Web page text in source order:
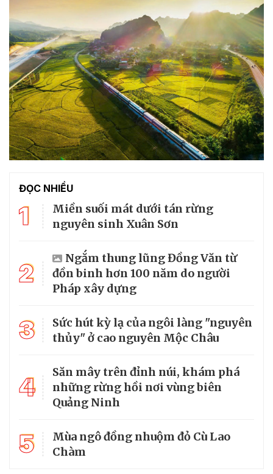
ĐỌC NHIỀU
1
Miền suối mát dưới tán rừng
nguyên sinh Xuân Sơn
2
Ngắm thung lũng Đồng Văn từ
đồn binh hơn 100 năm do người
Pháp xây dựng
3
Sức hút kỳ lạ của ngôi làng "nguyên
thủy" ở cao nguyên Mộc Châu
4
Săn mây trên đỉnh núi, khám phá
những rừng hồi nơi vùng biên
Quảng Ninh
5
Mùa ngô đồng nhuộm đỏ Cù Lao
Chàm